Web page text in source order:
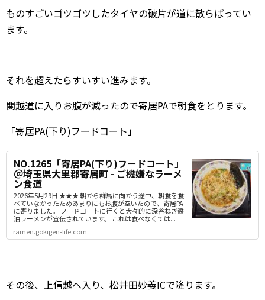
ものすごいゴツゴツしたタイヤの破片が道に散らばってい
ます。
それを超えたらすいすい進みます。
関越道に入りお腹が減ったので寄居PAで朝食をとります。
「寄居PA(下り)フードコート」
NO.1265「寄居PA(下り)フードコート」
＠埼玉県大里郡寄居町 - ご機嫌なラーメ
ン食道
2026年5月29日 ★★★ 朝から群馬に向かう途中、朝食を食
べていなかったためあまりにもお腹が空いたので、寄居PA
に寄りました。 フードコートに行くと大々的に深谷ねぎ醤
油ラーメンが宣伝されています。 これは食べなくては...
ramen.gokigen-life.com
その後、上信越へ入り、松井田妙義ICで降ります。